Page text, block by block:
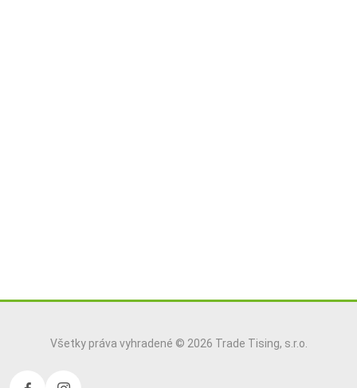
Všetky práva vyhradené © 2026 Trade Tising, s.r.o.